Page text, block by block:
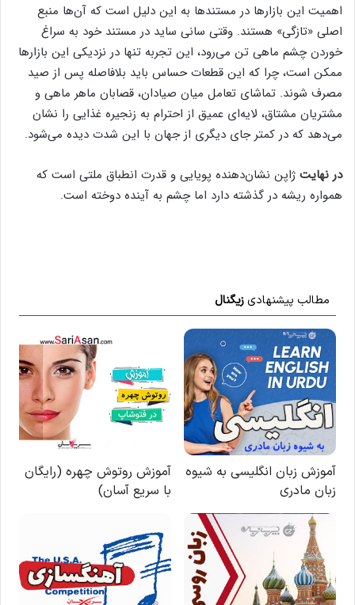
اهمیت این بازارها در مستندها به این دلیل است که آن‌ها منبع
اصلی «تازگی» هستند. وقتی سانی ساید در مستند خود به سراغ
خوردن چشم ماهی تن می‌رود، این تجربه تنها در نزدیکی این بازارها
ممکن است، چرا که این قطعات حساس باید بلافاصله پس از صید
مصرف شوند. تماشای تعامل میان صیادان، قصابان ماهر ماهی و
مشتریان مشتاق، لایه‌ای عمیق از احترام به زنجیره غذایی را نشان
می‌دهد که در کمتر جای دیگری از جهان با این شدت دیده می‌شود.
در نهایت ژاپن نشان‌دهنده پویایی و قدرت انطباق ملتی است که
همواره ریشه در گذشته دارد اما چشم به آینده دوخته است.